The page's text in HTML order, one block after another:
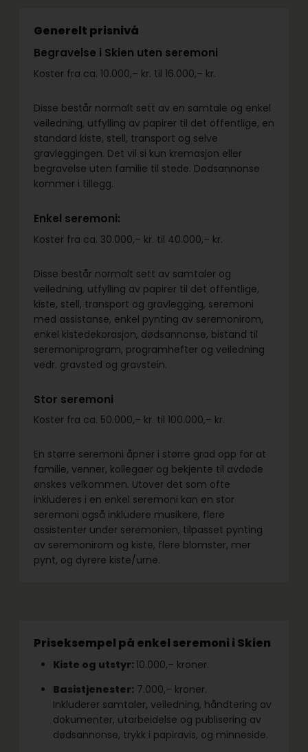
Generelt prisnivå
Begravelse i Skien uten seremoni
Koster fra ca. 10.000,– kr. til 16.000,– kr.
Disse består normalt sett av en samtale og enkel
veiledning, utfylling av papirer til det offentlige, en
standard kiste, stell, transport og selve
gravleggingen. Det vil si kun kremasjon eller
begravelse uten familie til stede. Dødsannonse
kommer i tillegg.
Enkel seremoni:
Koster fra ca. 30.000,– kr. til 40.000,– kr.
Disse består normalt sett av samtaler og
veiledning, utfylling av papirer til det offentlige,
kiste, stell, transport og gravlegging, seremoni
med assistanse, enkel pynting av seremonirom,
enkel kistedekorasjon, dødsannonse, bistand til
seremoniprogram, programhefter og veiledning
vedr. gravsted og gravstein.
Stor seremoni
Koster fra ca. 50.000,– kr. til 100.000,– kr.
En større seremoni åpner i større grad opp for at
familie, venner, kollegaer og bekjente til avdøde
ønskes velkommen. Utover det som ofte
inkluderes i en enkel seremoni kan en stor
seremoni også inkludere musikere, flere
assistenter under seremonien, tilpasset pynting
av seremonirom og kiste, flere blomster, mer
pynt, og dyrere kiste/urne.
Priseksempel på enkel seremoni i Skien
Kiste og utstyr:10.000,– kroner.
Basistjenester: 7.000,– kroner.
Inkluderer samtaler, veiledning, håndtering av
dokumenter, utarbeidelse og publisering av
dødsannonse, trykk i papiravis, og minneside.